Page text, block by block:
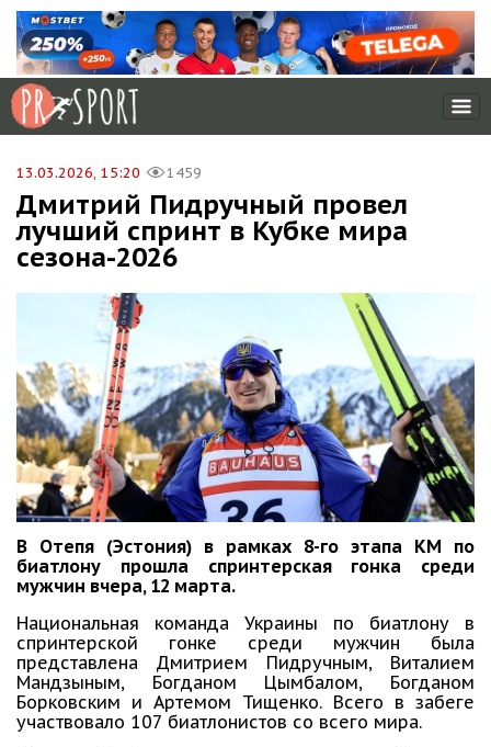
13.03.2026, 15:20 1459
Дмитрий Пидручный провел
лучший спринт в Кубке мира
сезона-2026
В Отепя (Эстония) в рамках 8-го этапа КМ по
биатлону прошла спринтерская гонка среди
мужчин вчера, 12 марта.
Национальная команда Украины по биатлону в
спринтерской гонке среди мужчин была
представлена Дмитрием Пидручным, Виталием
Мандзыным, Богданом Цымбалом, Богданом
Борковским и Артемом Тищенко. Всего в забеге
участвовало 107 биатлонистов со всего мира.